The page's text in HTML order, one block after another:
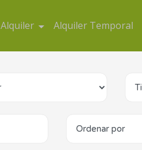
Alquiler Alquiler Temporal